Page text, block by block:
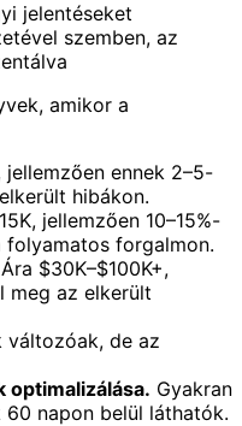
jelentéseket
szemben, az
amikor a
jellemzően ennek 2–5-
hibákon.
jellemzően 10–15%-
forgalmon.
Ára $30K–$100K+,
meg az elkerült
változóak, de az
optimalizálása. Gyakran
60 napon belül láthatók.